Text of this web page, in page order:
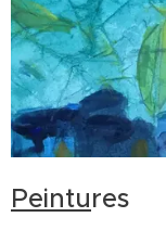
Peintures